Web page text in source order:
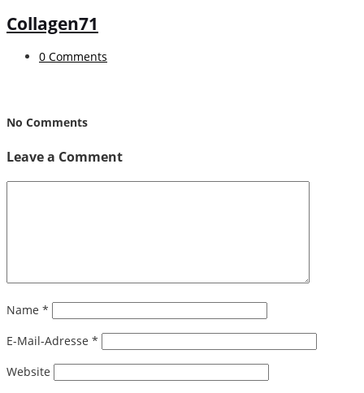
Collagen71
0 Comments
No Comments
Leave a Comment
Name *
E-Mail-Adresse *
Website